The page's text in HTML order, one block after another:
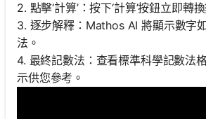
2. 點擊‘計算’：按下‘計算’按鈕立即轉
3. 逐步解釋：Mathos AI 將顯示數字
法。
4. 最終記數法：查看標準科學記數法
示供您參考。